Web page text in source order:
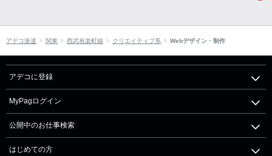
アデコ派遣 関東 西武有楽町線 クリエイティブ系 Webデザイン・制作
アデコに登録
MyPagログイン
公開中のお仕事検索
はじめての方